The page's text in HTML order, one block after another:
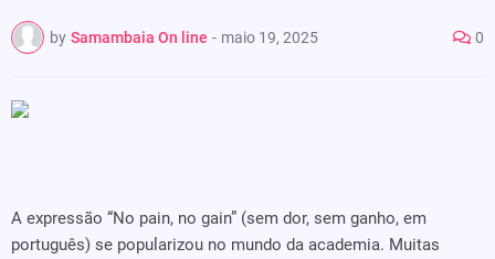
by Samambaia On line - maio 19, 2025 0
A expressão “No pain, no gain” (sem dor, sem ganho, em
português) se popularizou no mundo da academia. Muitas